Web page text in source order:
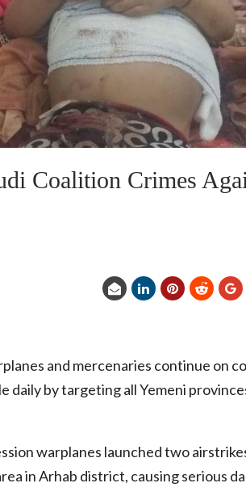
Coalition Crimes
and mercenaries continue on
daily by targeting all Yemeni
warplanes launched two
in Arhab district, causing serious